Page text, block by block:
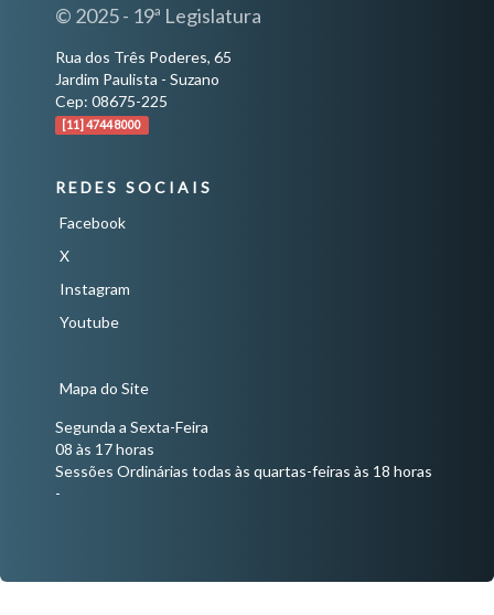
© 2025 - 19ª Legislatura
Rua dos Três Poderes, 65
Jardim Paulista - Suzano
Cep: 08675-225
[11] 4744 8000
REDES SOCIAIS
Facebook
X
Instagram
Youtube
Mapa do Site
Segunda a Sexta-Feira
08 às 17 horas
Sessões Ordinárias todas às quartas-feiras às 18 horas
-